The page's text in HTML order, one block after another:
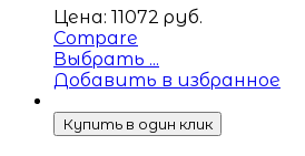
Цена: 11072 руб.
Compare
Выбрать ...
Добавить в избранное
Купить в один клик